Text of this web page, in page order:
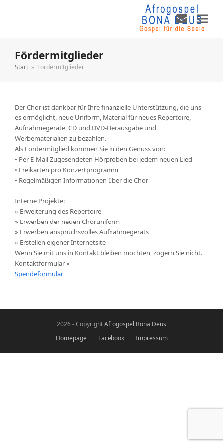
Fördermitglieder
Start » Fördermitglieder
Der Chor ist dankbar für Ihre finanzielle Unterstützung, die uns
es ermöglicht, neue Uniform, Material für neues Repertoire,
Aufnahmegeräte, CD und DVD-Herausgabe und
Werbematerialien zu bezahlen.
Als Fördermitglied kommen Sie in den Genuss von:
• Per E-Mail Zugesendeten Hörproben bei jedem neuen Lied
• Freikarten pro Konzertprogramm
• Regelmäßigen Informationen über die Chor
Interne Projekte:
» Erweiterung des Repertoire
» Erwerben der neuen Choruniform
» Erwerben anspruchsvolles Aufnahmegeräts
» Erstellen eigener Internetsite
Wenn Sie mit uns in Kontakt bleiben möchten, zögern Sie nicht.
Kontaktformular »
Spendeformular
2026 - CopyrightAfrogospel Bona Deus
Homepage
Facebook Impressum